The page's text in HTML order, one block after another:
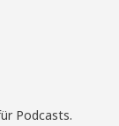
Podcasts.